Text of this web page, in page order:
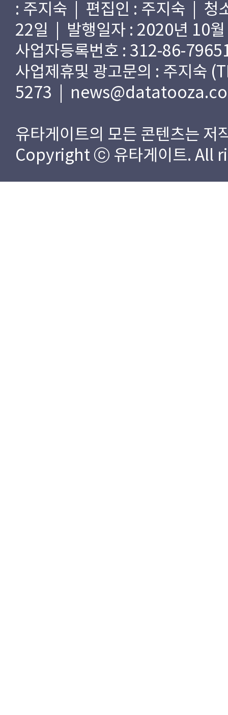
: 주지숙 | 편집인 : 주지숙 | 청
22일 | 발행일자 : 2020년 10
사업자등록번호 : 312-86-
사업제휴및 광고문의 : 주지숙
5273 |
유타게이트의 모든 콘텐츠는 저
Copyright ⓒ 유타게이트. All